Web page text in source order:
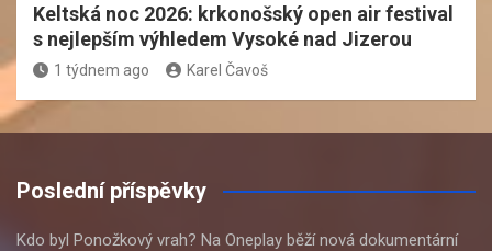
Keltská noc 2026: krkonošský open air festival
s nejlepším výhledem Vysoké nad Jizerou
1 týdnem ago Karel Čavoš
Poslední příspěvky
Kdo byl Ponožkový vrah? Na Oneplay běží nová dokumentární